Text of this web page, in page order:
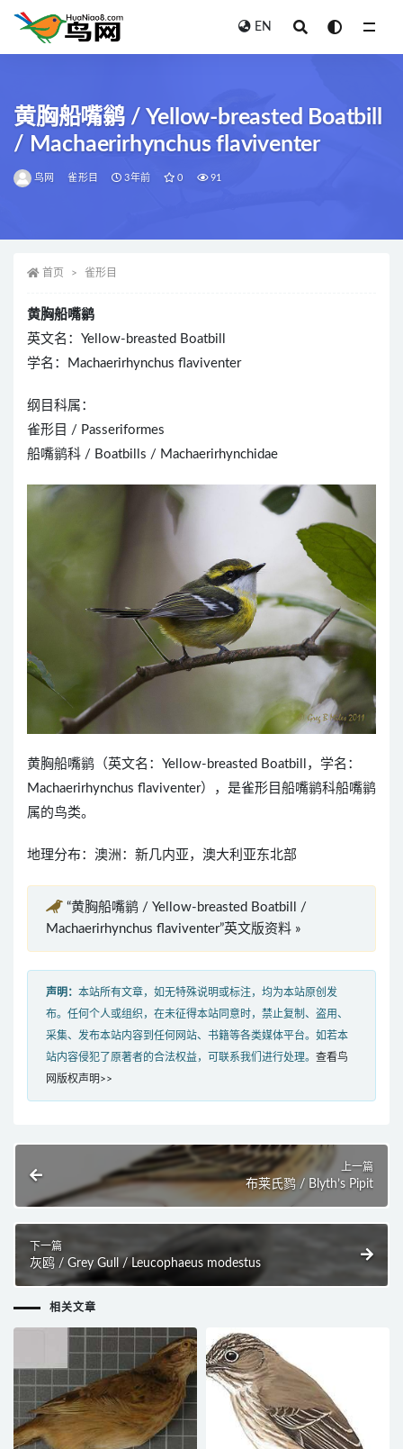
EN
黄胸船嘴鹟 / Yellow-breasted Boatbill
/ Machaerirhynchus flaviventer
鸟网 雀形目 3年前 0 91
首页 雀形目
黄胸船嘴鹟
英文名：Yellow-breasted Boatbill
学名：Machaerirhynchus flaviventer
纲目科属：
雀形目 / Passeriformes
船嘴鹟科 / Boatbills / Machaerirhynchidae
黄胸船嘴鹟（英文名：Yellow-breasted Boatbill，学名：
Machaerirhynchus flaviventer），是雀形目船嘴鹟科船嘴鹟
属的鸟类。
地理分布：澳洲：新几内亚，澳大利亚东北部
“黄胸船嘴鹟 / Yellow-breasted Boatbill /
Machaerirhynchus flaviventer”英文版资料 »
声明： 本站所有文章，如无特殊说明或标注，均为本站原创发
布。任何个人或组织，在未征得本站同意时，禁止复制、盗用、
采集、发布本站内容到任何网站、书籍等各类媒体平台。如若本
站内容侵犯了原著者的合法权益，可联系我们进行处理。 查看鸟
网版权声明>>
上一篇
布莱氏鹨 / Blyth’s Pipit
下一篇
灰鸥 / Grey Gull / Leucophaeus modestus
相关文章